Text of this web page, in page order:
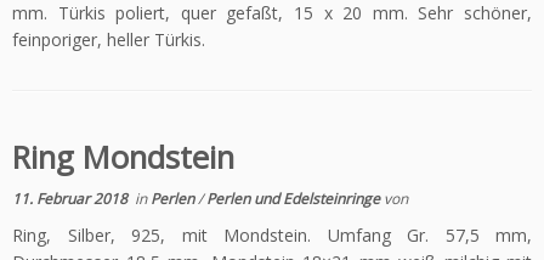
mm. Türkis poliert, quer gefaßt, 15 x 20 mm. Sehr schöner,
feinporiger, heller Türkis.
Ring Mondstein
11. Februar 2018inPerlen/Perlen und Edelsteinringevon
Ring, Silber, 925, mit Mondstein. Umfang Gr. 57,5 mm,